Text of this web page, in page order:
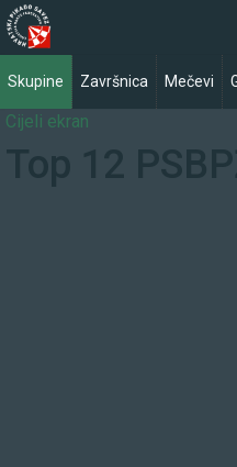
Skupine Završnica Mečevi
Cijeli ekran
Top 12